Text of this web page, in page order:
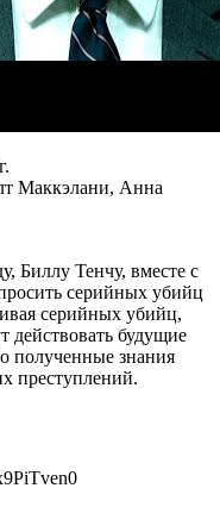
Маккэлани, Анна
Биллу Тенчу, вместе с
серийных убийц
серийных убийц,
действовать будущие
полученные знания
преступлений.